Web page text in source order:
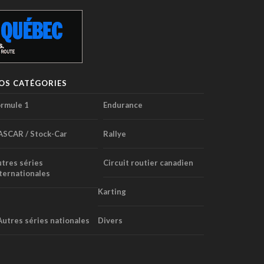
CATÉGORIES
1 Endurance
/ Stock-Car Rallye
séries
Circuit routier canadien
Karting
séries nationales Divers